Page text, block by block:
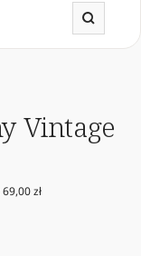
Vintage
69,00 zł